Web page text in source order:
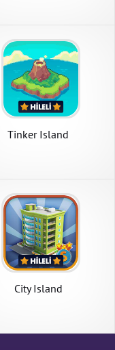
Tinker Island
City Island